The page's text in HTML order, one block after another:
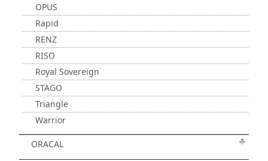
OPUS
Rapid
RENZ
RISO
Royal Sovereign
STAGO
Triangle
Warrior
ORACAL